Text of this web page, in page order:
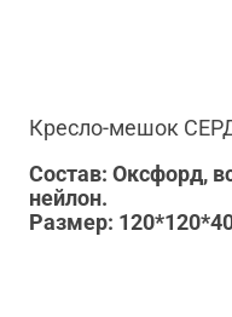
Кресло-мешок
Состав: Оксфорд,
нейлон.
Размер: